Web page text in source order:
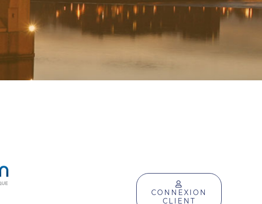
CONNEXION
CLIENT